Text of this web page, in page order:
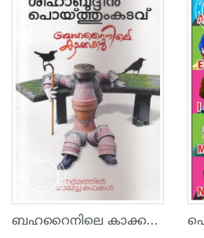
ബഹറൈനിലെ കാക്കകള്‍